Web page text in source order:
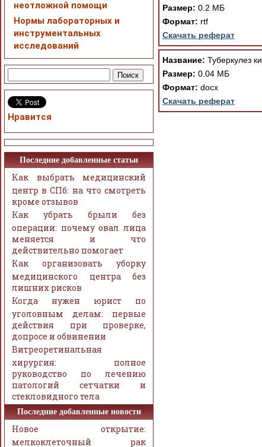
Размер: 0.2 МБ
Формат: rtf
Скачать реферат
Название: Туберкулез
Размер: 0.04 МБ
Формат: docx
Скачать реферат
неотложной помощи
Нормы лабораторных и
инструментальных
исследований
Нравится
Последние добавленные статьи
Как выбрать медицинский
центр в СПб: на что смотреть
кроме отзывов
Как убрать брыли без
операции: почему овал лица
меняется и что
действительно помогает
Как организовать уборку
медицинского центра без
лишних рисков
Когда нужен юрист по
уголовным делам: первые
действия при проверке,
допросе и обвинении
Витреоретинальная
хирургия: полное
руководство по лечению
патологий сетчатки и
стекловидного тела
Последние добавленные новости
Новое открытие:
мелкоклеточный рак